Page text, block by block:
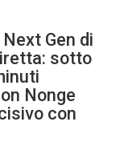
Gen di
sotto
Nonge
con